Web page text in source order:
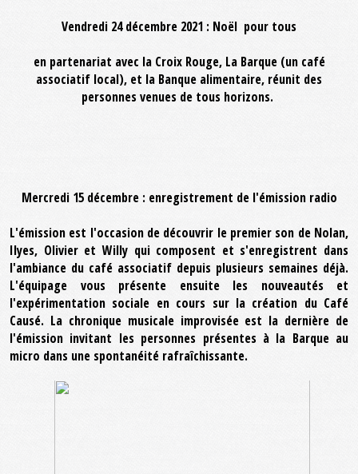
Vendredi 24 décembre 2021 : Noël pour tous
en partenariat avec la Croix Rouge, La Barque (un café
associatif local), et la Banque alimentaire, réunit des
personnes venues de tous horizons.
Mercredi 15 décembre : enregistrement de l'émission radio
L'émission est l'occasion de découvrir le premier son de Nolan,
Ilyes, Olivier et Willy qui composent et s'enregistrent dans
l'ambiance du café associatif depuis plusieurs semaines déjà.
L'équipage vous présente ensuite les nouveautés et
l'expérimentation sociale en cours sur la création du Café
Causé. La chronique musicale improvisée est la dernière de
l'émission invitant les personnes présentes à la Barque au
micro dans une spontanéité rafraîchissante.